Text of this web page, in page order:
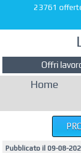
23761
Offri
Home
Pubblicato il 09-08-